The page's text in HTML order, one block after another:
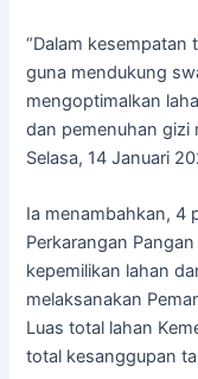
“Dalam kesempatan
guna mendukung
mengoptimalkan
dan pemenuhan gizi
Selasa, 14 Januari
Ia menambahkan, 4
Perkarangan
kepemilikan lahan
melaksanakan
Luas total lahan
total kesanggupan